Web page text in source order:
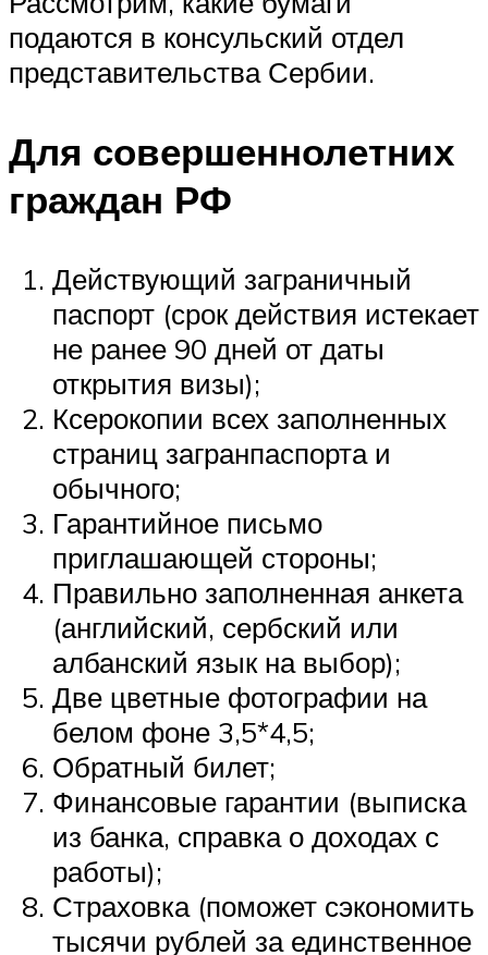
подаются в консульский отдел
представительства Сербии.
Для совершеннолетних
граждан РФ
Действующий заграничный
паспорт (срок действия истекает
не ранее 90 дней от даты
открытия визы);
Ксерокопии всех заполненных
страниц загранпаспорта и
обычного;
Гарантийное письмо
приглашающей стороны;
Правильно заполненная анкета
(английский, сербский или
албанский язык на выбор);
Две цветные фотографии на
белом фоне 3,5*4,5;
Обратный билет;
Финансовые гарантии (выписка
из банка, справка о доходах с
работы);
Страховка (поможет сэкономить
тысячи рублей за единственное